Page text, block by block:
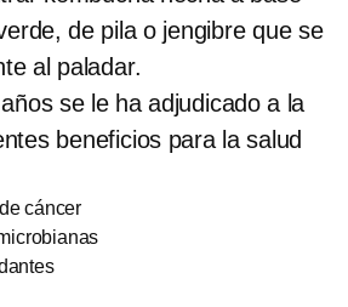
de pila o jengibre que se
al paladar.
se le ha adjudicado a la
beneficios para la salud
cáncer